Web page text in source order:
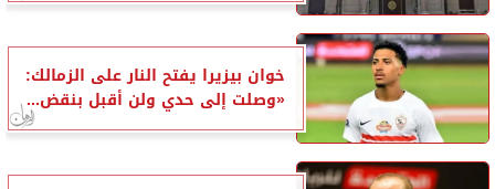
خوان بيزيرا يفتح النار على الزمالك:
«وصلت إلى حدي ولن أقبل بنقض...